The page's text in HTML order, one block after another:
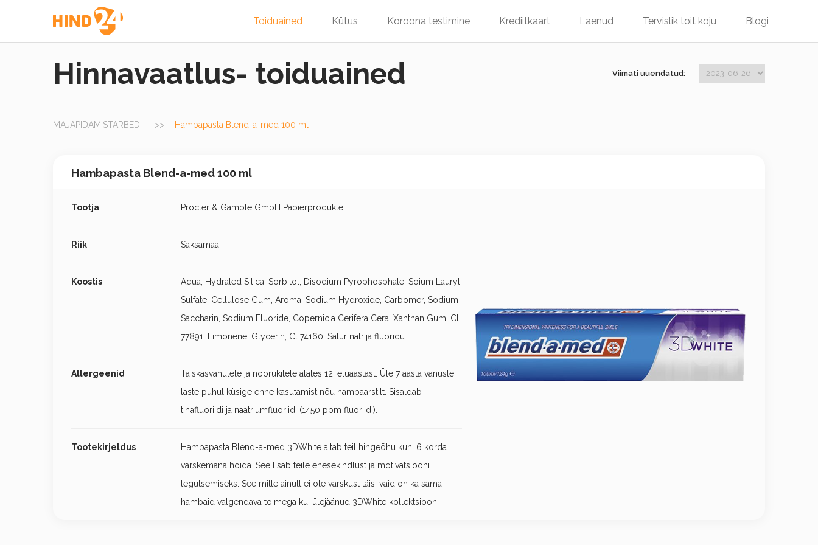
Toiduained Kütus Koroona testimine Krediitkaart Laenud Tervislik toit koju Blogi
Hinnavaatlus- toiduained Viimati uuendatud:
MAJAPIDAMISTARBED Hambapasta Blend-a-med 100 ml
Hambapasta Blend-a-med 100 ml
Tootja Procter & Gamble GmbH Papierprodukte
Riik Saksamaa
Koostis
Aqua, Hydrated Silica, Sorbitol, Disodium Pyrophosphate, Soium Lauryl
Sulfate, Cellulose Gum, Aroma, Sodium Hydroxide, Carbomer, Sodium
Saccharin, Sodium Fluoride, Copernicia Cerifera Cera, Xanthan Gum, Cl
77891, Limonene, Glycerin, Cl 74160. Satur nātrija fluorīdu
Allergeenid
Täiskasvanutele ja noorukitele alates 12. eluaastast. Üle 7 aasta vanuste
laste puhul küsige enne kasutamist nõu hambaarstilt. Sisaldab
tinafluoriidi ja naatriumfluoriidi (1450 ppm fluoriidi).
Tootekirjeldus
Hambapasta Blend-a-med 3DWhite aitab teil hingeõhu kuni 6 korda
värskemana hoida. See lisab teile enesekindlust ja motivatsiooni
tegutsemiseks. See mitte ainult ei ole värskust täis, vaid on ka sama
hambaid valgendava toimega kui ülejäänud 3DWhite kollektsioon.